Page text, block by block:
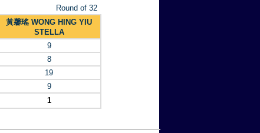
Round of 32
黃馨瑤 WONG HING YIU
STELLA
9
8
19
9
1